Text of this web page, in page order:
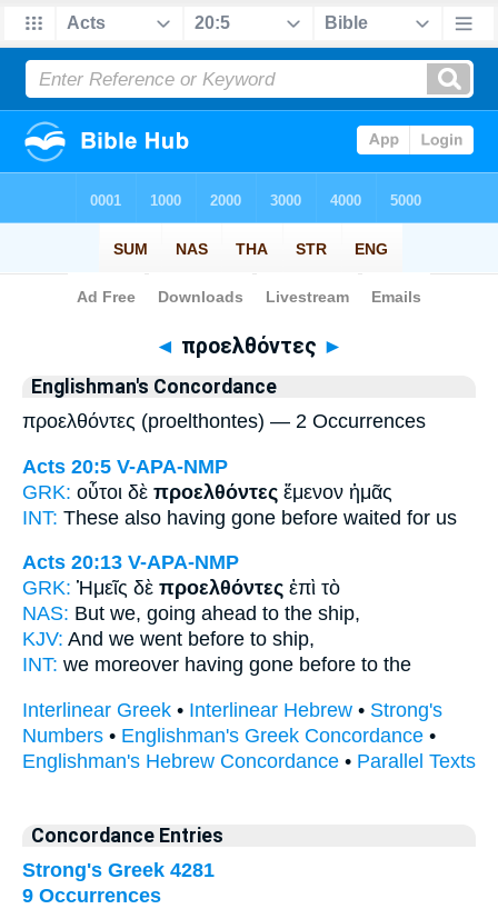
Bible>Strong's > Greek
◄ προελθόντες ►
Englishman's Concordance
προελθόντες (proelthontes) — 2 Occurrences
Acts 20:5 V-APA-NMP
GRK: οὗτοι δὲ προελθόντες ἔμενον ἡμᾶς
INT: These also having gone before waited for us
Acts 20:13 V-APA-NMP
GRK: Ἡμεῖς δὲ προελθόντες ἐπὶ τὸ
NAS: But we, going ahead to the ship,
KJV: And we went before to ship,
INT: we moreover having gone before to the
Interlinear Greek • Interlinear Hebrew • Strong's
Numbers • Englishman's Greek Concordance •
Englishman's Hebrew Concordance • Parallel Texts
Concordance Entries
Strong's Greek 4281
9 Occurrences